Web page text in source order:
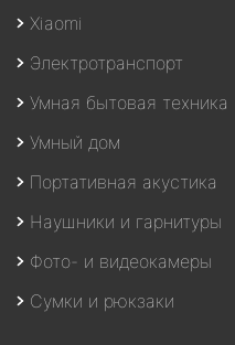
Xiaomi
Электротранспорт
Умная бытовая техника
Умный дом
Портативная акустика
Наушники и гарнитуры
Фото- и видеокамеры
Сумки и рюкзаки